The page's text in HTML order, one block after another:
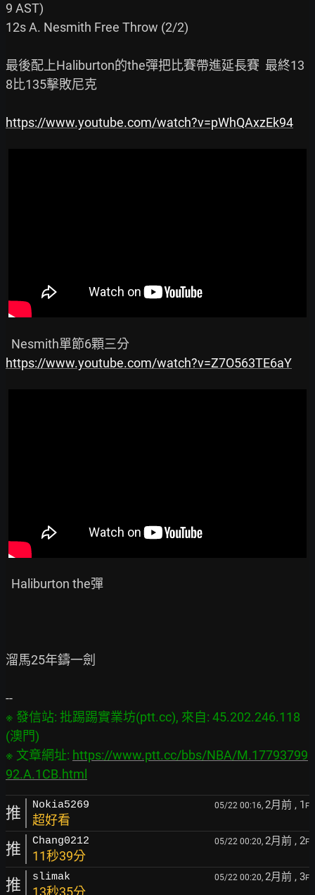
9 AST)
12s A. Nesmith Free Throw (2/2)
最後配上Haliburton的the彈把比賽帶進延長賽  最終13
8比135擊敗尼克
https://www.youtube.com/watch?v=pWhQAxzEk94
https://www.youtube.com/watch?v=Z7O563TE6aY
溜馬25年鑄一劍
※ 發信站: 批踢踢實業坊(ptt.cc), 來自: 45.202.246.118
(澳門)
※ 文章網址: https://www.ptt.cc/bbs/NBA/M.17793799
92.A.1CB.html
推 Nokia5269 05/22 00:16, 2月前 , 1 F
超好看
推 Chang0212 05/22 00:20, 2月前 , 2F
11秒39分
推 slimak 05/22 00:20, 2月前 , 3F
13秒35分